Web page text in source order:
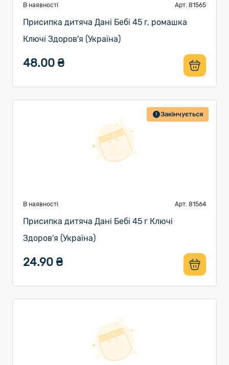
В наявності Арт. 81565
Присипка дитяча Дані Бебі 45 г, ромашка
Ключі Здоров'я (Україна)
48.00 ₴
Закінчується
В наявності Арт. 81564
Присипка дитяча Дані Бебі 45 г Ключі
Здоров'я (Україна)
24.90 ₴